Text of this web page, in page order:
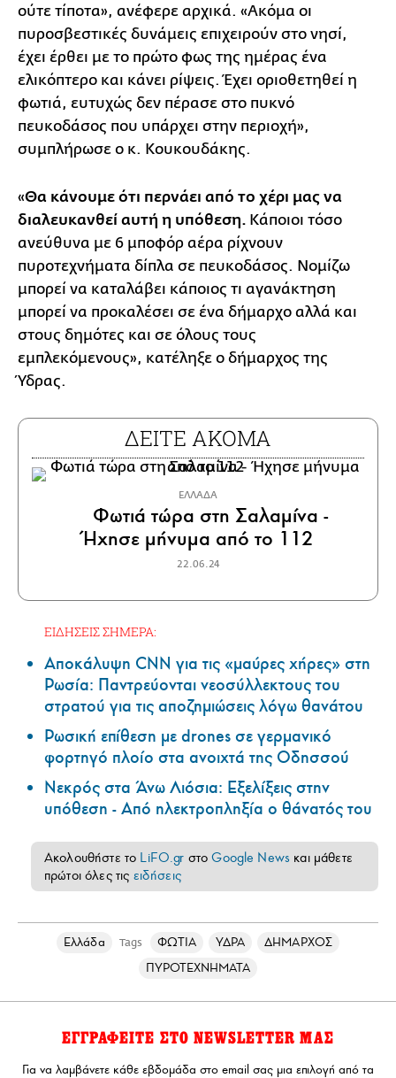
ούτε τίποτα», ανέφερε αρχικά. «Ακόμα οι
πυροσβεστικές δυνάμεις επιχειρούν στο νησί,
έχει έρθει με το πρώτο φως της ημέρας ένα
ελικόπτερο και κάνει ρίψεις. Έχει οριοθετηθεί η
φωτιά, ευτυχώς δεν πέρασε στο πυκνό
πευκοδάσος που υπάρχει στην περιοχή»,
συμπλήρωσε ο κ. Κουκουδάκης.
«Θα κάνουμε ότι περνάει από το χέρι μας να
διαλευκανθεί αυτή η υπόθεση. Κάποιοι τόσο
ανεύθυνα με 6 μποφόρ αέρα ρίχνουν
πυροτεχνήματα δίπλα σε πευκοδάσος. Νομίζω
μπορεί να καταλάβει κάποιος τι αγανάκτηση
μπορεί να προκαλέσει σε ένα δήμαρχο αλλά και
στους δημότες και σε όλους τους
εμπλεκόμενους», κατέληξε ο δήμαρχος της
Ύδρας.
ΔΕΙΤΕ ΑΚΟΜΑ
ΕΛΛΑΔΑ
Φωτιά τώρα στη Σαλαμίνα -
Ήχησε μήνυμα από το 112
22.06.24
ΕΙΔΗΣΕΙΣ ΣΗΜΕΡΑ:
Αποκάλυψη CNN για τις «μαύρες χήρες» στη
Ρωσία: Παντρεύονται νεοσύλλεκτους του
στρατού για τις αποζημιώσεις λόγω θανάτου
Ρωσική επίθεση με drones σε γερμανικό
φορτηγό πλοίο στα ανοιχτά της Οδησσού
Νεκρός στα Άνω Λιόσια: Εξελίξεις στην
υπόθεση - Από ηλεκτροπληξία ο θάνατός του
Ακολουθήστε το LiFO.gr στοGoogle News και μάθετε
πρώτοι όλες τις ειδήσεις
Ελλάδα Tags ΦΩΤΙΑ ΥΔΡΑ
ΔΗΜΑΡΧΟΣ
ΠΥΡΟΤΕΧΝΗΜΑΤΑ
ΕΓΓΡΑΦΕΙΤΕ ΣΤΟ NEWSLETTER ΜΑΣ
Για να λαμβάνετε κάθε εβδομάδα στο email σας μια επιλογή από τα